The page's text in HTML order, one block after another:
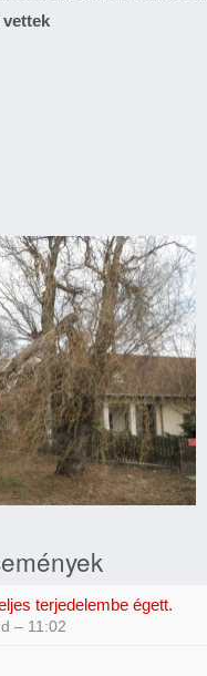
terjedelembe égett.
– 11:02